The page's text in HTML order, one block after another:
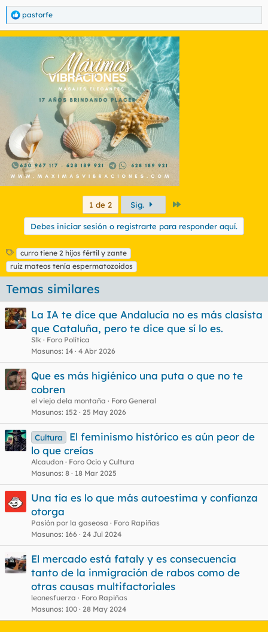
R
e
a
pastorfe
1 de 2 Sig.
Debes iniciar sesión o registrarte para responder aquí.
E
t
i
u
e
t
a
curro tiene 2 hijos fértil y zante
ruiz mateos tenía espermatozoidos
Temas similares
La IA te dice que Andalucía no es más clasista
que Cataluña, pero te dice que sí lo es.
Slk
Foro Política
Masunos 14 4 Abr 2026
Que es más higiénico una puta o que no te
cobren
el viejo dela montaña
Foro General
Masunos 152 25 May 2026
Cultura
El feminismo histórico es aún peor de
lo que creías
Alcaudon
Foro Ocio y Cultura
Masunos 8 18 Mar 2025
Una tía es lo que más autoestima y confianza
otorga
Pasión por la gaseosa
Foro Rapiñas
Masunos 166 24 Jul 2024
El mercado está fataly y es consecuencia
tanto de la inmigración de rabos como de
otras causas multifactoriales
leonesfuerza
Foro Rapiñas
Masunos 100 28 May 2024